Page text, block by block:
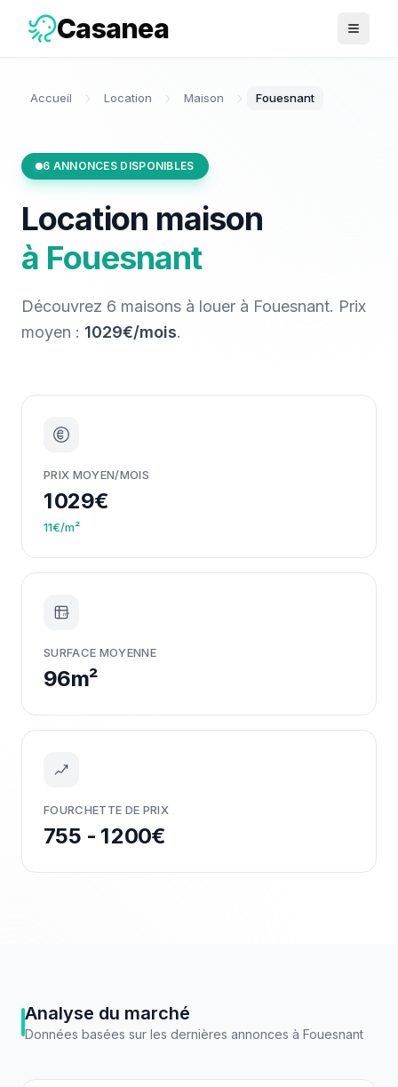
Casanea Ouvrir
Accueil Location Maison Fouesnant
6 ANNONCES DISPONIBLES
Location maison
à Fouesnant
Découvrez 6 maisons à louer à Fouesnant. Prix
moyen : 1029€/mois.
PRIX MOYEN/MOIS
1 029€
11€/m²
m²
SURFACE MOYENNE
96m²
FOURCHETTE DE PRIX
755 - 1 200€
Analyse du marché
Données basées sur les dernières annonces à Fouesnant